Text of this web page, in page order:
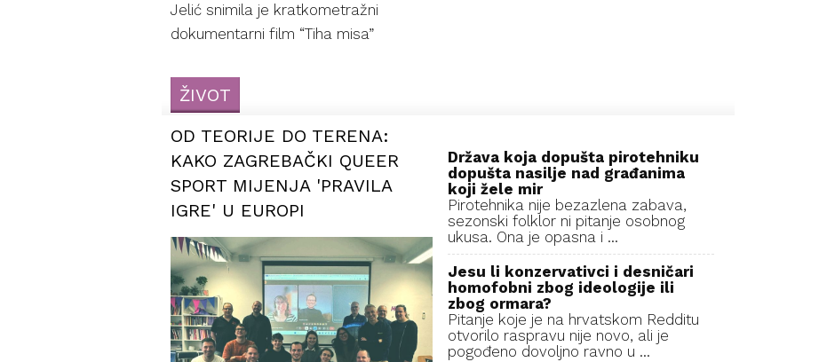
Jelić snimila je kratkometražni
dokumentarni film “Tiha misa”
ŽIVOT
OD TEORIJE DO TERENA:
KAKO ZAGREBAČKI QUEER
SPORT MIJENJA 'PRAVILA
IGRE' U EUROPI
Država koja dopušta pirotehniku
dopušta nasilje nad građanima
koji žele mir
Pirotehnika nije bezazlena zabava,
sezonski folklor ni pitanje osobnog
ukusa. Ona je opasna i ...
Jesu li konzervativci i desničari
homofobni zbog ideologije ili
zbog ormara?
Pitanje koje je na hrvatskom Redditu
otvorilo raspravu nije novo, ali je
pogođeno dovoljno ravno u ...